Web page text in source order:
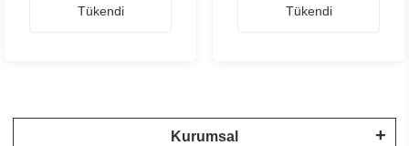
Tükendi Tükendi
Kurumsal